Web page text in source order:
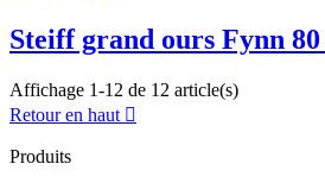
Steiff grand ours Fynn
Affichage 1-12 de 12 article(s)
Retour en haut 
Produits